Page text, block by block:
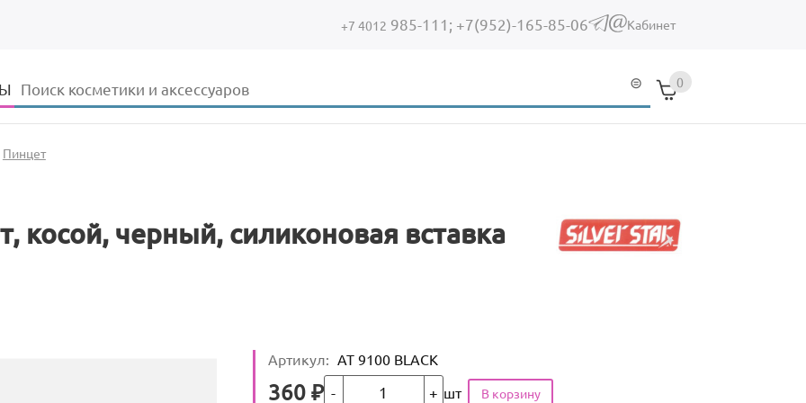
+7 4012 985-111; +7(952)-165-85-06 (link sends e-mail)
Кабинет
Форма поиска
Поиск 0
Пинцет
косой, черный, силиконовая вставка
Артикул: АТ 9100 BLACK
Цена
360 ₽Кол-во шт